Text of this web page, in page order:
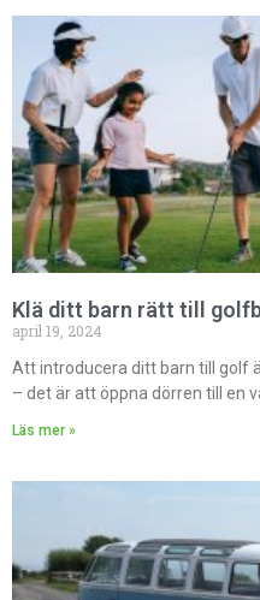
Klä ditt barn rätt till
april 19, 2024
Att introducera ditt barn till golf
– det är att öppna dörren till en
Läs mer »